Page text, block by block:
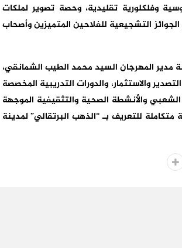
وفلكلورية تقليدية، وحصة تصوير لملكات
التشجيعية للفلاحين المتميزين وأصحاب
مدير المهرجان السيد محمد الطيب الشمانقي،
والاستثمار، والدورات التدريبية المخصصة
والأنشطة الصحية والتثقيفية الموجهة
للتعريف بـ “الذهب البرتقالي” لمدينة